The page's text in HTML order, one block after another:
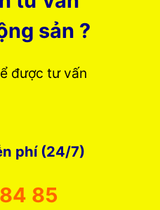
sản ?
được tư vấn
phí (24/7)
85